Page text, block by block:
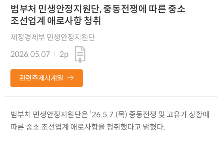
범부처 민생안정지원단, 중동전쟁에 따른 중소
조선업계 애로사항 청취
재정경제부 민생안정지원단
2026.05.07
2p
관련주제시계열
범부처 민생안정지원단은 ’26.5.7.(목) 중동전쟁 및 고유가 상황에
따른 중소 조선업계 애로사항을 청취했다고 밝혔다.